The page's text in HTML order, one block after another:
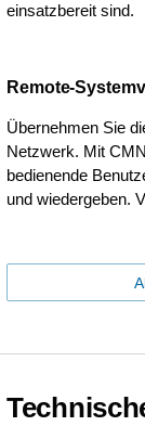
einsatzbereit sind.
Remote-
Übernehmen Sie
Netzwerk. Mit
bedienende
und wiedergeben.